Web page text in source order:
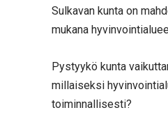
Sulkavan kunta on
mukana
Pystyykö kunta
millaiseksi
toiminnallisesti?